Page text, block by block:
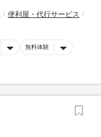
便利屋・代行サービス
無料体験